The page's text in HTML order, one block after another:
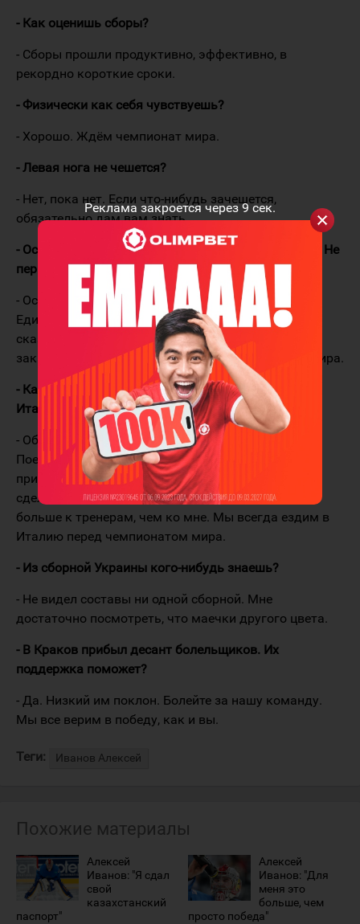
Реклама закроется через9сек.
- Как оценишь сборы?
- Сборы прошли продуктивно, эффективно, в
рекордно короткие сроки.
- Физически как себя чувствуешь?
- Хорошо. Ждём чемпионат мира.
- Левая нога не чешется?
- Нет, пока нет. Если что-нибудь зачешется,
обязательно дам вам знать.
- Особые приметы перед чемпионатом мира есть? Не
первый раз ездишь.
- Особо не заморачиваюсь на приметах.
Единственное, свечку в церкви поставить. Можно
сказать, это не касается хоккея. На этом
заканчивается весь ритуал перед чемпионатом мира.
- Какие задачи стояли на контрольные матчи с
Италией?
- Обкатать состав. Я не играл, только смотрел.
Поехали относительно новые игроки. Надо было
притереться, посмотреть, кто на что способен,
сделать последние штрихи. Наверное, это вопрос
больше к тренерам, чем ко мне. Мы всегда ездим в
Италию перед чемпионатом мира.
- Из сборной Украины кого-нибудь знаешь?
- Не видел составы ни одной сборной. Мне
достаточно посмотреть, что маечки другого цвета.
- В Краков прибыл десант болельщиков. Их
поддержка поможет?
- Да. Низкий им поклон. Болейте за нашу команду.
Мы все верим в победу, как и вы.
Теги: Иванов Алексей
Похожие материалы
Алексей
Иванов: "Я сдал
свой
казахстанский
паспорт"
Алексей
Иванов: "Для
меня это
больше, чем
просто победа"